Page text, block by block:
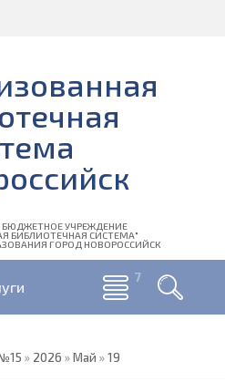
УЧРЕЖДЕНИЕ
БИБЛИОТЕЧНАЯ СИСТЕМА"
ГОРОД НОВОРОССИЙСК
» 2026 »Май »19